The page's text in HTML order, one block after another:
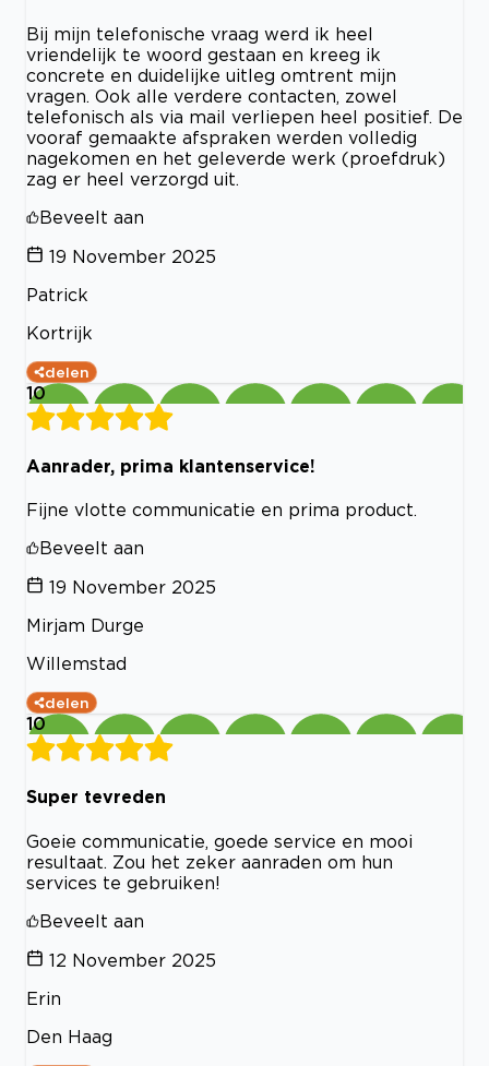
Bij mijn telefonische vraag werd ik heel
vriendelijk te woord gestaan en kreeg ik
concrete en duidelijke uitleg omtrent mijn
vragen. Ook alle verdere contacten, zowel
telefonisch als via mail verliepen heel positief. De
vooraf gemaakte afspraken werden volledig
nagekomen en het geleverde werk (proefdruk)
zag er heel verzorgd uit.
Beveelt aan
19 November 2025
Patrick
Kortrijk
delen
10
Aanrader, prima klantenservice!
Fijne vlotte communicatie en prima product.
Beveelt aan
19 November 2025
Mirjam Durge
Willemstad
delen
10
Super tevreden
Goeie communicatie, goede service en mooi
resultaat. Zou het zeker aanraden om hun
services te gebruiken!
Beveelt aan
12 November 2025
Erin
Den Haag